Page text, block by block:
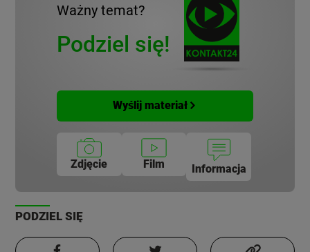
Ważny temat?
Podziel się!
Wyślij materiał
Zdjęcie Film Informacja
PODZIEL SIĘ